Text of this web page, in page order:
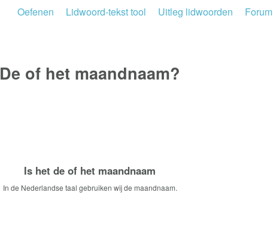
Oefenen Lidwoord-tekst tool Uitleg lidwoorden Forum
De of het maandnaam?
Is het de of het maandnaam
In de Nederlandse taal gebruiken wij de maandnaam.